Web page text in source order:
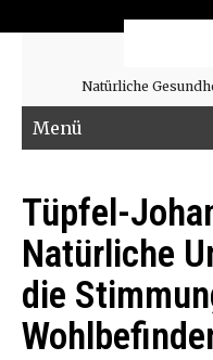
Natürliche
Menü
Tüpfel-
Natürliche
die